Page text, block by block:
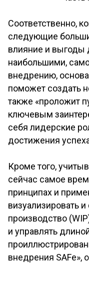
Соответственно,
следующие
влияние и выгоды
наибольшими,
внедрению,
поможет создать
также «проложит
ключевым
себя лидерские
достижения
Кроме того,
сейчас самое
принципах и
визуализировать
производство
и управлять
внедрения SAFe»,